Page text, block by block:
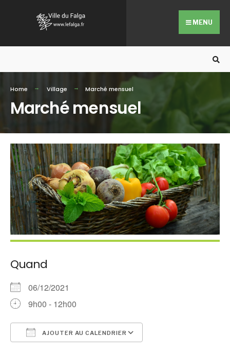
MENU
Home Village Marché mensuel
Marché mensuel
Quand
06/12/2021
9h00 - 12h00
AJOUTER AU CALENDRIER